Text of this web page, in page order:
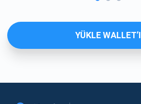
YÜKLE WALLET’I